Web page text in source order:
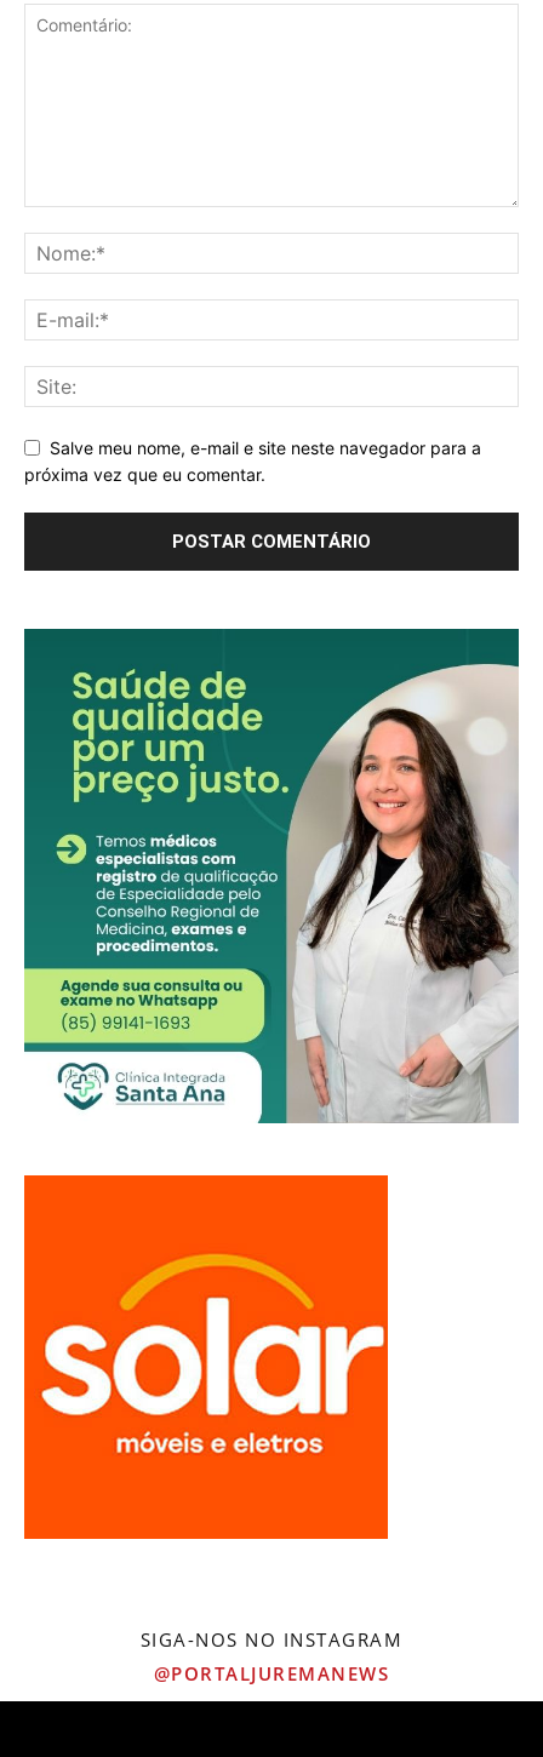
Salve meu nome, e-mail e site neste navegador para a
próxima vez que eu comentar.
SIGA-NOS NO INSTAGRAM
@PORTALJUREMANEWS